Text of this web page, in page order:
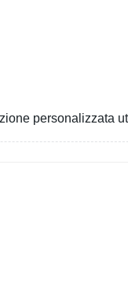
personalizzata